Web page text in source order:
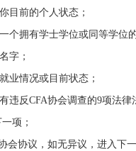
目前的个人状态；
个拥有学士学位或同等学位
字；
业情况或目前状态；
违反CFA协会调查的9项法
项；
会协议，如无异议，进入下一